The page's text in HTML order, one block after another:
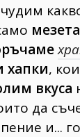
мезета
хапки,
вкуса
да
и...